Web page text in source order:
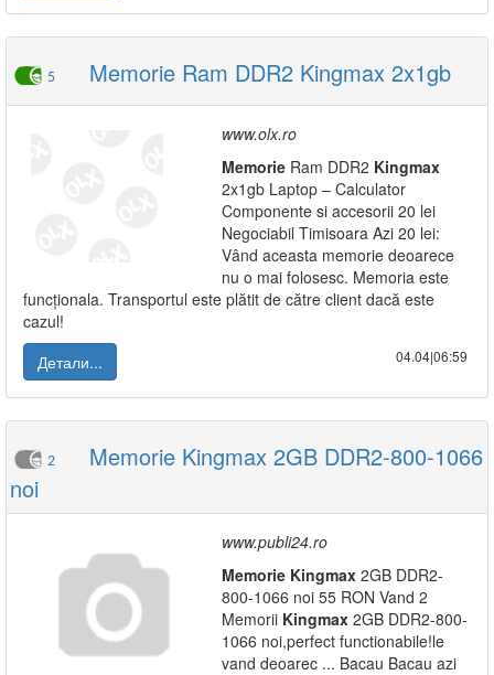
5 Memorie Ram DDR2 Kingmax 2x1gb
www.olx.ro
Memorie Ram DDR2 Kingmax
2x1gb Laptop – Calculator
Componente si accesorii 20 lei
Negociabil Timisoara Azi 20 lei:
Vând aceasta memorie deoarece
nu o mai folosesc. Memoria este
funcționala. Transportul este plătit de către client dacă este
cazul!
Детали...
04.04|06:59
2
Memorie Kingmax 2GB DDR2-800-1066
noi
www.publi24.ro
Memorie Kingmax 2GB DDR2-
800-1066 noi 55 RON Vand 2
Memorii Kingmax 2GB DDR2-800-
1066 noi,perfect functionabile!le
vand deoarec ... Bacau Bacau azi